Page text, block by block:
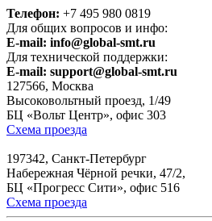
Телефон: +7 495 980 0819
Для общих вопросов и инфо:
E-mail: info@global-smt.ru
Для технической поддержки:
E-mail: support@global-smt.ru
127566, Москва
Высоковольтный проезд, 1/49
БЦ «Вольт Центр», офис 303
Схема проезда
197342, Санкт-Петербург
Набережная Чёрной речки, 47/2,
БЦ «Прогресс Сити», офис 516
Схема проезда